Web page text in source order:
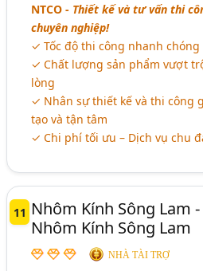
NTCO - Thiết kế và tư vấn thi
chuyên nghiệp!
✓ Tốc độ thi công nhanh chóng
✓ Chất lượng sản phẩm vượt
lòng
✓ Nhân sự thiết kế và thi công
tạo và tận tâm
✓ Chi phí tối ưu – Dịch vụ chu
11 Nhôm Kính Sông Lam
Nhôm Kính Sông Lam
NHÀ TÀI TRỢ